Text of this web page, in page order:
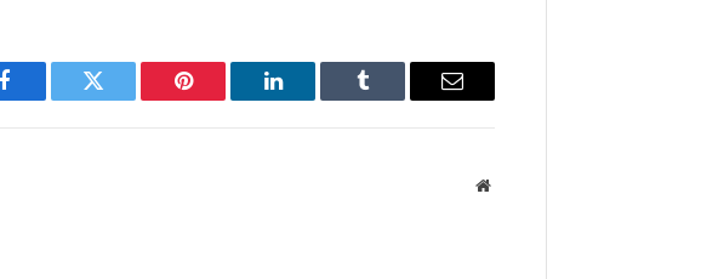
Facebook Twitter Pinterest LinkedIn Tumblr Email
Site